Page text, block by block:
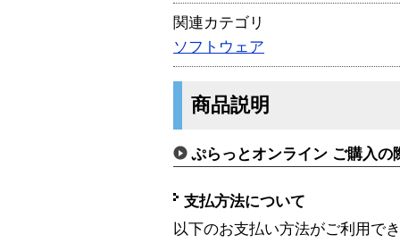
関連カテゴリ
ソフトウェア
商品説明
ぷらっとオンライン ご購入の
支払方法について
以下のお支払い方法がご利用で